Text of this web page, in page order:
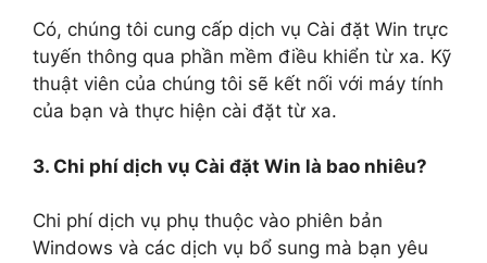
Có, chúng tôi cung cấp dịch vụ Cài đặt Win trực
tuyến thông qua phần mềm điều khiển từ xa. Kỹ
thuật viên của chúng tôi sẽ kết nối với máy tính
của bạn và thực hiện cài đặt từ xa.
3. Chi phí dịch vụ Cài đặt Win là bao nhiêu?
Chi phí dịch vụ phụ thuộc vào phiên bản
Windows và các dịch vụ bổ sung mà bạn yêu